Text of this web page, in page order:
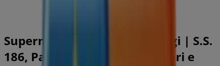
Supermercato Eurospin Viaggi | S.S.
186, Partinico - Volantini, Orari e